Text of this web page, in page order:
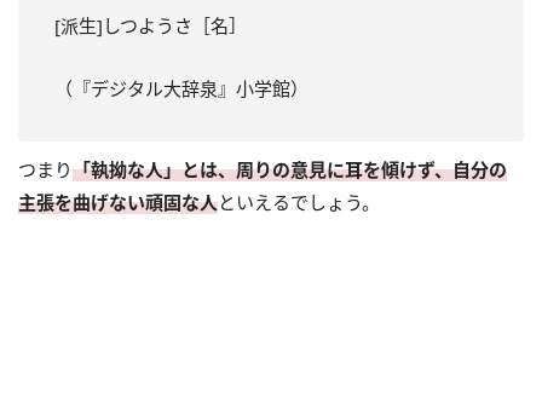
[派生]しつようさ［名］
（『デジタル大辞泉』小学館）
つまり「執拗な人」とは、周りの意見に耳を傾けず、自分の
主張を曲げない頑固な人といえるでしょう。